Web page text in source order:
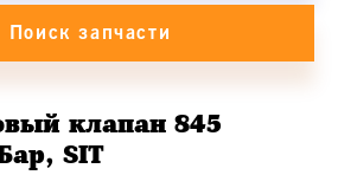
Поиск запчасти
клапан 845
SIT